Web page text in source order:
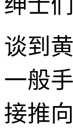
谈到
一般
接推